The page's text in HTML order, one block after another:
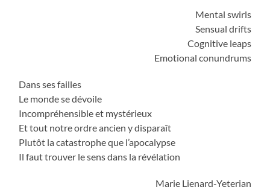
Mental swirls
Sensual drifts
Cognitive leaps
Emotional conundrums
Dans ses failles
Le monde se dévoile
Incompréhensible et mystérieux
Et tout notre ordre ancien y disparaît
Plutôt la catastrophe que l’apocalypse
Il faut trouver le sens dans la révélation
Marie Lienard-Yeterian